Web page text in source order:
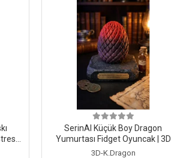
SerinAl Küçük Boy Dragon
Yumurtası Fidget Oyuncak | 3D
Baskı Ejderha Yumurtası Mini
3D-K.Dragon